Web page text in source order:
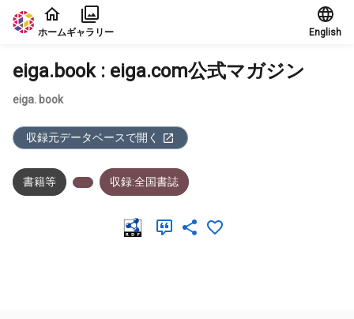
本文に飛ぶ
ホームギャラリー English
eiga.book : eiga.com公式マガジン
eiga. book
収録元データベースで開く
書籍等 収録:全国書誌